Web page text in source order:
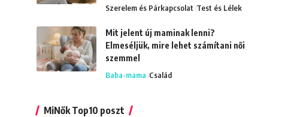
Szerelem és Párkapcsolat Test és Lélek
Mit jelent új maminak lenni?
Elmeséljük, mire lehet számítani női
szemmel
Baba-mama Család
MiNők Top10 poszt